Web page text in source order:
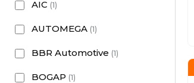
AIC (1)
AUTOMEGA (1)
BBR Automotive (1)
BOGAP (1)